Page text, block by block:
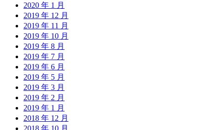
2020 年 1 月
2019 年 12 月
2019 年 11 月
2019 年 10 月
2019 年 8 月
2019 年 7 月
2019 年 6 月
2019 年 5 月
2019 年 3 月
2019 年 2 月
2019 年 1 月
2018 年 12 月